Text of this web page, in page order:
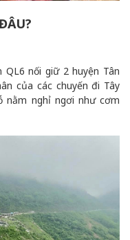
nối giữ 2 huyện Tân
của các chuyến đi Tây
nằm nghỉ ngơi như cơm